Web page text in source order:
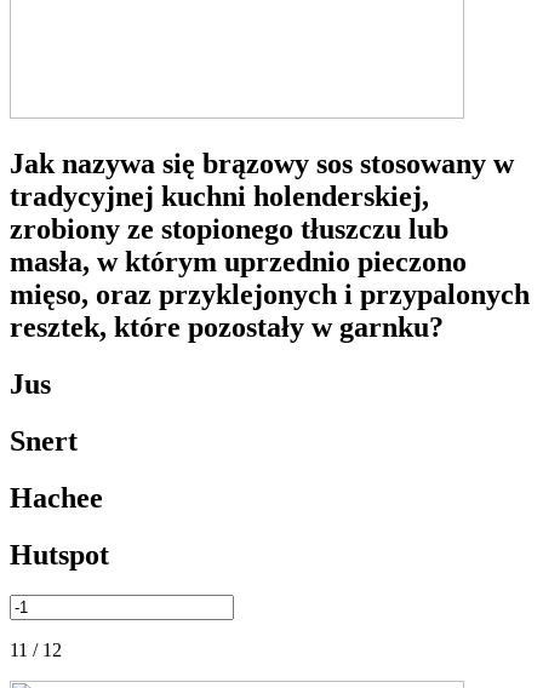
Jak nazywa się brązowy sos stosowany w
tradycyjnej kuchni holenderskiej,
zrobiony ze stopionego tłuszczu lub
masła, w którym uprzednio pieczono
mięso, oraz przyklejonych i przypalonych
resztek, które pozostały w garnku?
Jus
Snert
Hachee
Hutspot
11 / 12